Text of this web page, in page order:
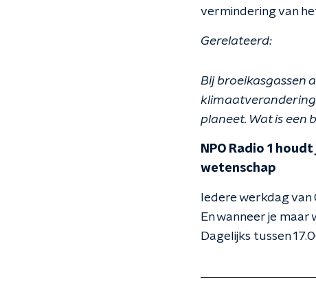
vermindering van
Gerelateerd:
Bij broeikasgassen
planeet. Wat is een
NPO Radio 1
wetenschap
Iedere werkdag
En wanneer je maar
Dagelijks tussen